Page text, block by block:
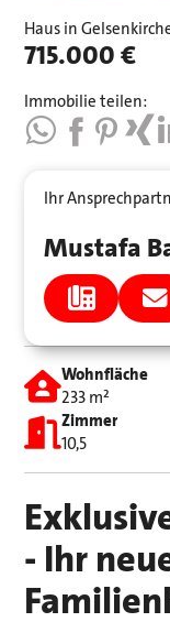
Haus in
715.000 €
Immobilie teilen:
Ihr
Mustafa
Wohnfläche
233 m²
Zimmer
10,5
- Ihr